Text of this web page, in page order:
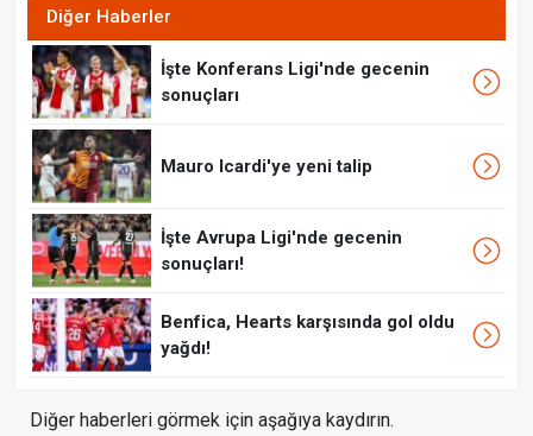
Diğer Haberler
İşte Konferans Ligi'nde gecenin
sonuçları
Mauro Icardi'ye yeni talip
İşte Avrupa Ligi'nde gecenin
sonuçları!
Benfica, Hearts karşısında gol oldu
yağdı!
Diğer haberleri görmek için aşağıya kaydırın.